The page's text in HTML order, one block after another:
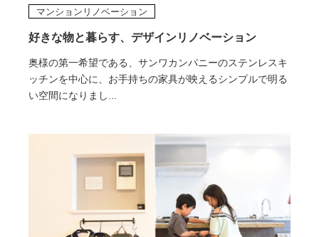
好きな物と暮らす、デザインリノベーション
奥様の第一希望である、サンワカンパニーのステンレスキ
ッチンを中心に、お手持ちの家具が映えるシンプルで明る
い空間になりまし...
マンションリノベーション